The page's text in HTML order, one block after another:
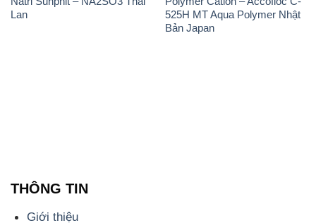
- 0932.660.696 - 0901.326.566 - 0906.387.866 -
0902.765.866